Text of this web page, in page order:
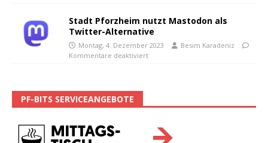
Stadt Pforzheim nutzt Mastodon als
Twitter-Alternative
Montag, 4. Dezember 2023
Besim Karadeniz
Kommentare deaktiviert
PF-BITS SERVICEANGEBOTE